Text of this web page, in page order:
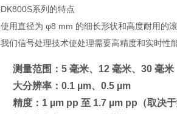
DK800S系列的特点
使用直径为 φ8 mm 的细长形状和高度耐用的滚
我们信号处理技术使处理需要高精度和实时性
测量范围：5 毫米、12 毫米、30 毫米
大分辨率：0.1 µm、0.5 µm
精度：1 µm pp 至 1.7 µm pp（取决于